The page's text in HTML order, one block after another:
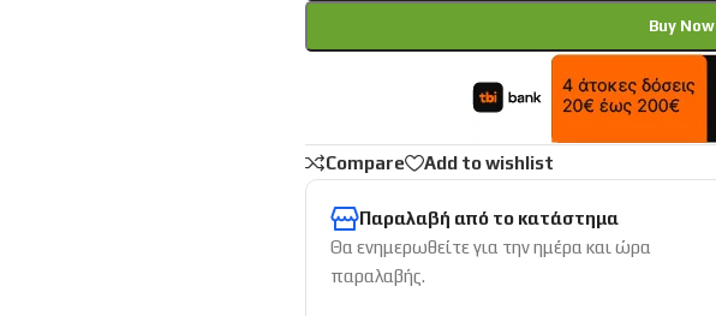
Buy Now
Compare Add to wishlist
Παραλαβή από το κατάστημα
Θα ενημερωθείτε για την ημέρα και ώρα
παραλαβής.